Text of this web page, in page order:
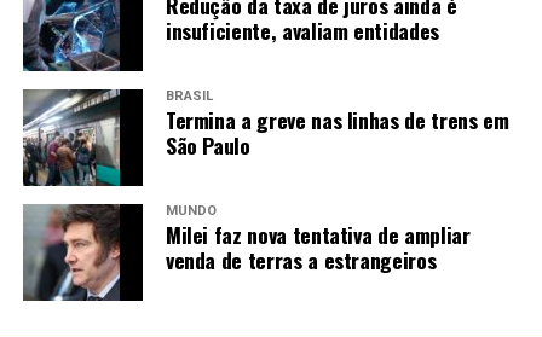
Segunda chamada
Para quem está de olho nas vagas remanescentes e não
foi selecionado,
o resultado da segunda chamada
sairá em 2 de março e a comprovação das
informações será de 2 a 13 de março.
Fonte:Agência Brasil
insuficiente, avaliam entidades
BRASIL
Termina a greve nas linhas de trens em
São Paulo
MUNDO
Milei faz nova tentativa de ampliar
venda de terras a estrangeiros